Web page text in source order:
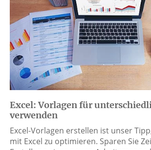
Excel: Vorlagen für
verwenden
Excel-Vorlagen erstellen ist unser
mit Excel zu optimieren. Sparen Sie